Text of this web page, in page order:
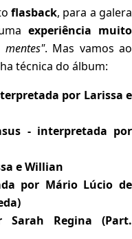
flasback, para a galera
experiência muito
mentes". Mas vamos ao
técnica do álbum:
por Larissa e
- interpretada por
e Willian
por Mário Lúcio de
Regina (Part.